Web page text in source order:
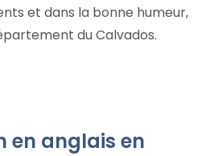
et dans la bonne humeur,
du Calvados.
en anglais en